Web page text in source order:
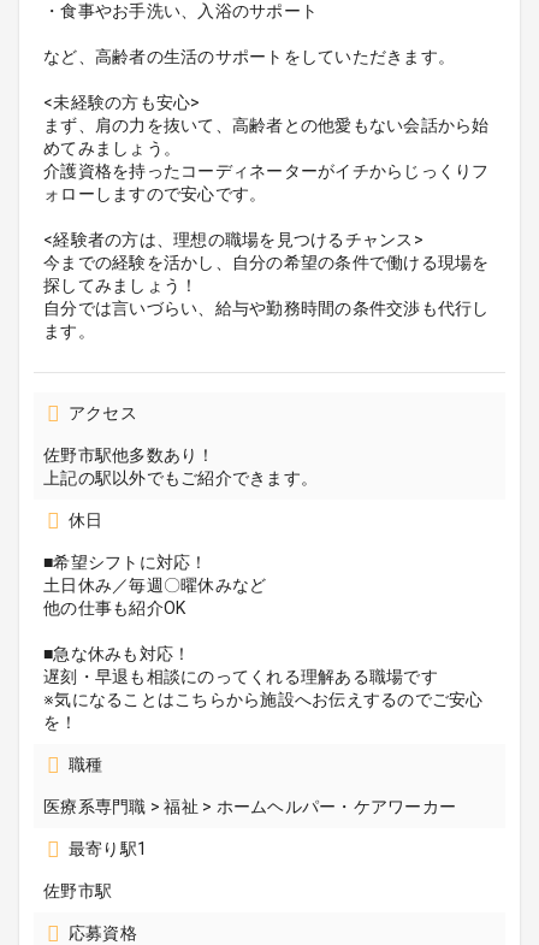
・食事やお手洗い、入浴のサポート
など、高齢者の生活のサポートをしていただきます。
<未経験の方も安心>
まず、肩の力を抜いて、高齢者との他愛もない会話から始
めてみましょう。
介護資格を持ったコーディネーターがイチからじっくりフ
ォローしますので安心です。
<経験者の方は、理想の職場を見つけるチャンス>
今までの経験を活かし、自分の希望の条件で働ける現場を
探してみましょう！
自分では言いづらい、給与や勤務時間の条件交渉も代行し
ます。
アクセス
佐野市駅他多数あり！
上記の駅以外でもご紹介できます。
休日
■希望シフトに対応！
土日休み／毎週〇曜休みなど
他の仕事も紹介OK
■急な休みも対応！
遅刻・早退も相談にのってくれる理解ある職場です
※気になることはこちらから施設へお伝えするのでご安心
を！
職種
医療系専門職 > 福祉 > ホームヘルパー・ケアワーカー
最寄り駅1
佐野市駅
応募資格